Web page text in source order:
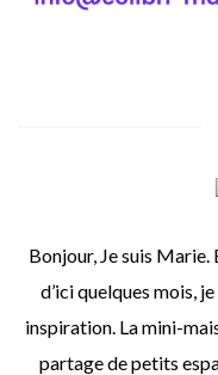
Bonjour, Je suis Marie.
d’ici quelques mois,
inspiration. La mini-
partage de petits